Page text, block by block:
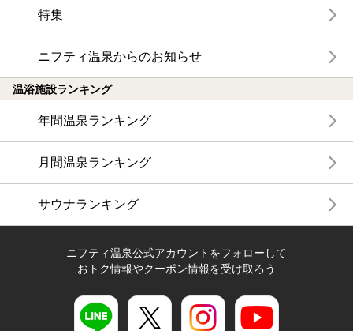
特集
ニフティ温泉からのお知らせ
温浴施設ランキング
年間温泉ランキング
月間温泉ランキング
サウナランキング
ニフティ温泉公式アカウントをフォローして
おトク情報やクーポン情報を受け取ろう